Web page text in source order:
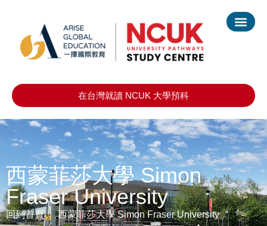
在台灣就讀 NCUK 大學預科
西蒙菲莎大學 Simon
Fraser University
回到首頁 西蒙菲莎大學 Simon Fraser University